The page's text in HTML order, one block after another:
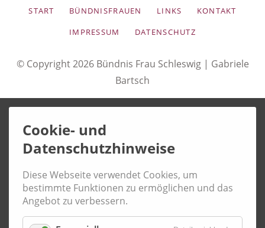
NAVIGATION
START BÜNDNISFRAUEN LINKS
KONTAKT
IMPRESSUM
DATENSCHUTZ
© Copyright 2026 Bündnis Frau Schleswig | Gabriele
Bartsch
Cookie- und
Datenschutzhinweise
Diese Webseite verwendet Cookies, um
bestimmte Funktionen zu ermöglichen und das
Angebot zu verbessern.